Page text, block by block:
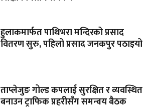
हुलाकमार्फत पाथिभरा मन्दिरको प्रसाद
वितरण सुरु, पहिलो प्रसाद जनकपुर पठाइयो
ताप्लेजुङ गोल्ड कपलाई सुरक्षित र व्यवस्थित
बनाउन ट्राफिक प्रहरीसँग समन्वय बैठक